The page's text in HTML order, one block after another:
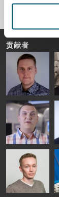
Comments are
贡献者
Riku Färm
HEAT
TREATMENT
SOLUTIONS
- GLASTON
Taneli
Ylinen
HEAT
TREATMENT
SOLUTIONS
- GLASTON